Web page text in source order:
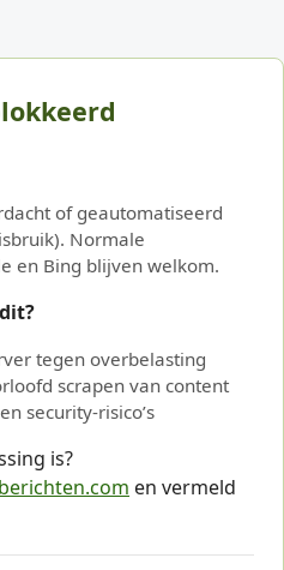
of geautomatiseerd
Normale
en Bing blijven welkom.
tegen overbelasting
scrapen van content
security-risico’s
is?
en vermeld